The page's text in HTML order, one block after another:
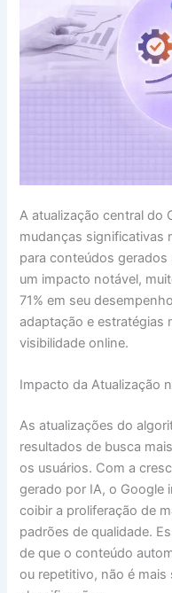
A atualização central do
mudanças significativas
para conteúdos gerados
um impacto notável,
71% em seu
adaptação e estratégias
visibilidade online.
Impacto da Atualização
As atualizações do
resultados de busca
os usuários. Com a
gerado por IA, o Google
coibir a proliferação de
padrões de qualidade.
de que o conteúdo
ou repetitivo, não é